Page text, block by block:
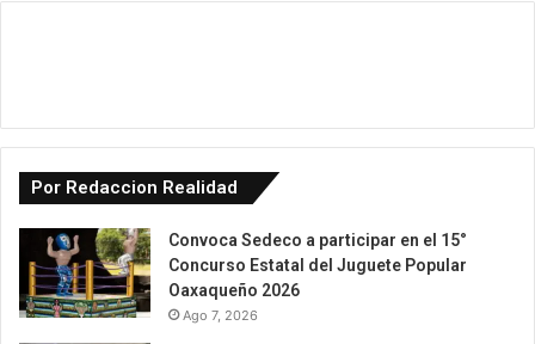
Por Redaccion Realidad
Convoca Sedeco a participar en el 15°
Concurso Estatal del Juguete Popular
Oaxaqueño 2026
Ago 7, 2026